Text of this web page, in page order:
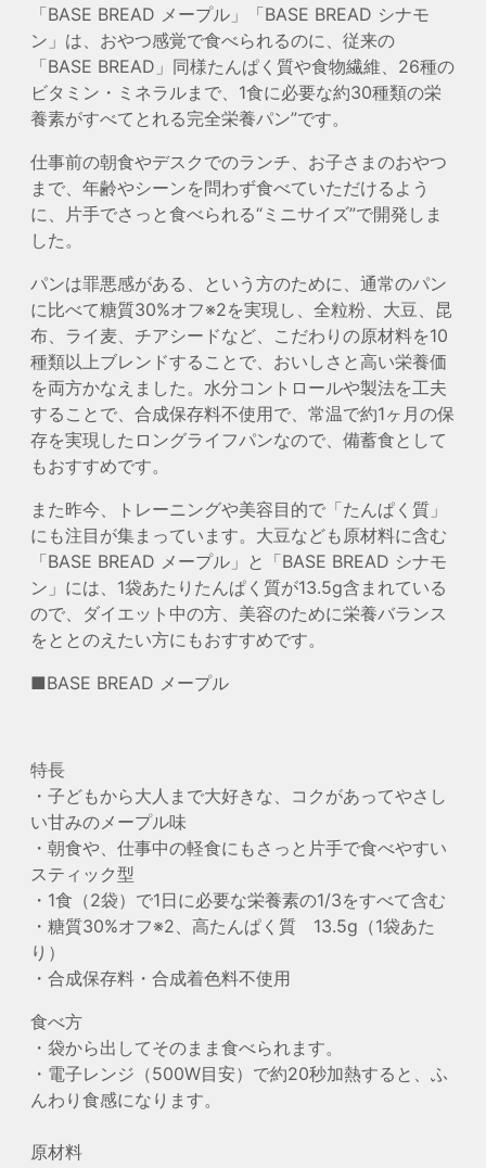
「BASE BREAD メープル」「BASE BREAD シナモ
ン」は、おやつ感覚で食べられるのに、従来の
「BASE BREAD」同様たんぱく質や食物繊維、26種の
ビタミン・ミネラルまで、1食に必要な約30種類の栄
養素がすべてとれる完全栄養パン”です。
仕事前の朝食やデスクでのランチ、お子さまのおやつ
まで、年齢やシーンを問わず食べていただけるよう
に、片手でさっと食べられる“ミニサイズ”で開発しま
した。
パンは罪悪感がある、という方のために、通常のパン
に比べて糖質30%オフ※2を実現し、全粒粉、大豆、昆
布、ライ麦、チアシードなど、こだわりの原材料を10
種類以上ブレンドすることで、おいしさと高い栄養価
を両方かなえました。水分コントロールや製法を工夫
することで、合成保存料不使用で、常温で約1ヶ月の保
存を実現したロングライフパンなので、備蓄食として
もおすすめです。
また昨今、トレーニングや美容目的で「たんぱく質」
にも注目が集まっています。大豆なども原材料に含む
「BASE BREAD メープル」と「BASE BREAD シナモ
ン」には、1袋あたりたんぱく質が13.5g含まれている
ので、ダイエット中の方、美容のために栄養バランス
をととのえたい方にもおすすめです。
■BASE BREAD メープル
特長
・子どもから大人まで大好きな、コクがあってやさし
い甘みのメープル味
・朝食や、仕事中の軽食にもさっと片手で食べやすい
スティック型
・1食（2袋）で1日に必要な栄養素の1/3をすべて含む
・糖質30%オフ※2、高たんぱく質 13.5g（1袋あた
り）
・合成保存料・合成着色料不使用
食べ方
・袋から出してそのまま食べられます。
・電子レンジ（500W目安）で約20秒加熱すると、ふ
んわり食感になります。
原材料